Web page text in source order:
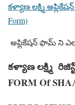
కళ్యాణ లక్ష్మి
Form)
అప్లికేషన్ ఫామ్ ని
కళ్యాణ లక్ష్మి
FORM Of